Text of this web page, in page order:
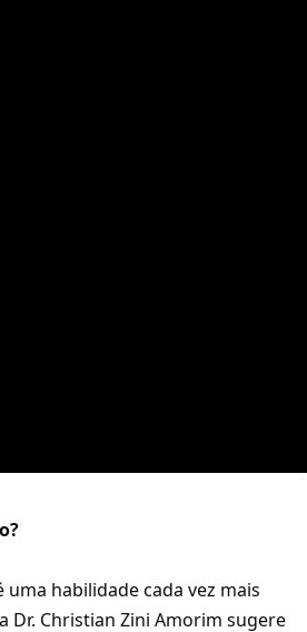
habilidade cada vez mais
Dr. Christian Zini Amorim sugere